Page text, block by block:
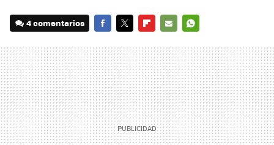
4 comentarios
MAIL